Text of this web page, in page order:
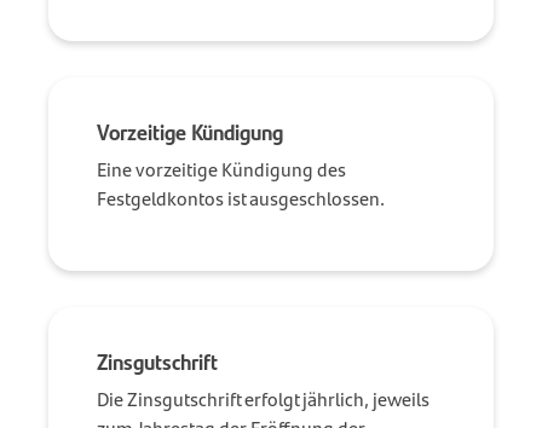
Vorzeitige Kündigung
Eine vorzeitige Kündigung des
Festgeldkontos ist ausgeschlossen.
Zinsgutschrift
Die Zinsgutschrift erfolgt jährlich, jeweils